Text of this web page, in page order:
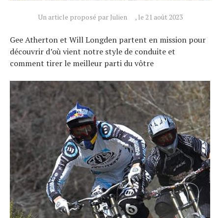
Un article proposé par Julien , le 21 août 2023
Gee Atherton et Will Longden partent en mission pour
découvrir d’où vient notre style de conduite et
comment tirer le meilleur parti du vôtre